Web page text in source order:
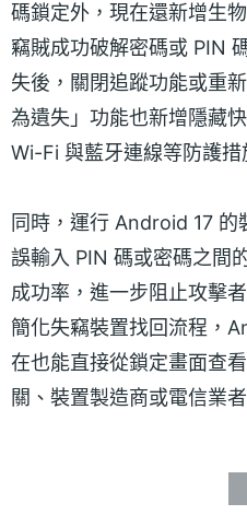
碼鎖定外，現在還新增生
竊賊成功破解密碼或 PIN
失後，關閉追蹤功能或重
為遺失」功能也新增隱藏
Wi-Fi 與藍牙連線等防護措
同時，運行 Android 17
誤輸入 PIN 碼或密碼之間
成功率，進一步阻止攻擊
簡化失竊裝置找回流程，
在也能直接從鎖定畫面查
關、裝置製造商或電信業